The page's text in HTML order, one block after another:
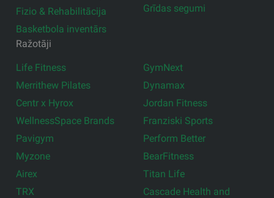
Fizio & Rehabilitācija
Basketbola inventārs
Grīdas segumi
Ražotāji
Life Fitness
Merrithew Pilates
Centr x Hyrox
WellnessSpace Brands
Pavigym
Myzone
Airex
TRX
GymNext
Dynamax
Jordan Fitness
Franziski Sports
Perform Better
BearFitness
Titan Life
Cascade Health and